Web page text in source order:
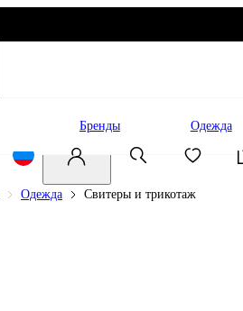
Бренды Одежда
Одежда Свитеры и трикотаж